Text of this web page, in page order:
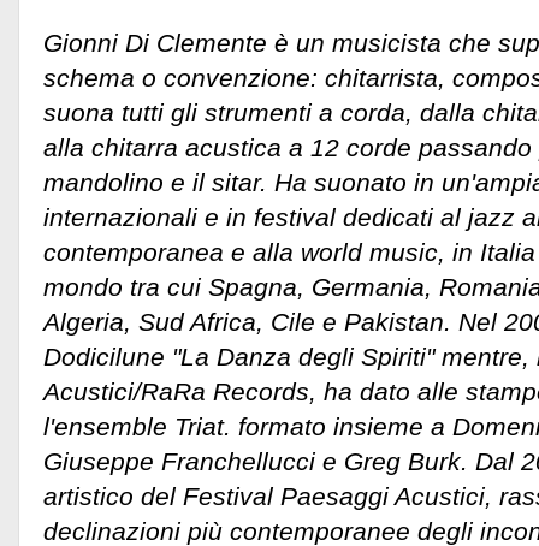
Gionni Di Clemente è un musicista che
schema o convenzione: chitarrista,
suona tutti gli strumenti a corda, dalla
alla chitarra acustica a 12 corde
mandolino e il sitar. Ha suonato in
internazionali e in festival dedicati al jazz
contemporanea e alla world music, in
mondo tra cui Spagna, Germania,
Algeria, Sud Africa, Cile e Pakistan. Nel
Dodicilune "La Danza degli Spiriti"
Acustici/RaRa Records, ha dato alle
l'ensemble Triat. formato insieme a
Giuseppe Franchellucci e Greg Burk. Dal
artistico del Festival Paesaggi Acustici,
declinazioni più contemporanee degli